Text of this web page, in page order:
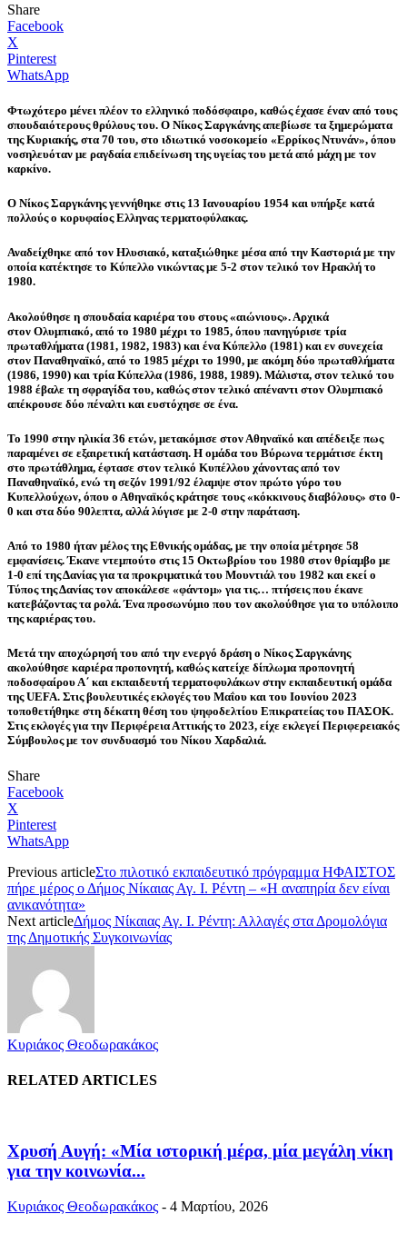
Share
Facebook
X
Pinterest
WhatsApp
Φτωχότερο μένει πλέον το ελληνικό ποδόσφαιρο, καθώς έχασε έναν από τους
σπουδαιότερους θρύλους του. Ο Νίκος Σαργκάνης απεβίωσε τα ξημερώματα
της Κυριακής, στα 70 του, στο ιδιωτικό νοσοκομείο «Ερρίκος Ντυνάν», όπου
νοσηλευόταν με ραγδαία επιδείνωση της υγείας του μετά από μάχη με τον
καρκίνο.
Ο Νίκος Σαργκάνης γεννήθηκε στις 13 Ιανουαρίου 1954 και υπήρξε κατά
πολλούς ο κορυφαίος Eλληνας τερματοφύλακας.
Αναδείχθηκε από τον Ηλυσιακό, καταξιώθηκε μέσα από την Καστοριά με την
οποία κατέκτησε το Κύπελλο νικώντας με 5-2 στον τελικό τον Ηρακλή το
1980.
Ακολούθησε η σπουδαία καριέρα του στους «αιώνιους». Αρχικά
στον Ολυμπιακό, από το 1980 μέχρι το 1985, όπου πανηγύρισε τρία
πρωταθλήματα (1981, 1982, 1983) και ένα Κύπελλο (1981) και εν συνεχεία
στον Παναθηναϊκό, από το 1985 μέχρι το 1990, με ακόμη δύο πρωταθλήματα
(1986, 1990) και τρία Κύπελλα (1986, 1988, 1989). Μάλιστα, στον τελικό του
1988 έβαλε τη σφραγίδα του, καθώς στον τελικό απέναντι στον Ολυμπιακό
απέκρουσε δύο πέναλτι και ευστόχησε σε ένα.
Το 1990 στην ηλικία 36 ετών, μετακόμισε στον Αθηναϊκό και απέδειξε πως
παραμένει σε εξαιρετική κατάσταση. Η ομάδα του Βύρωνα τερμάτισε έκτη
στο πρωτάθλημα, έφτασε στον τελικό Κυπέλλου χάνοντας από τον
Παναθηναϊκό, ενώ τη σεζόν 1991/92 έλαμψε στον πρώτο γύρο του
Κυπελλούχων, όπου ο Αθηναϊκός κράτησε τους «κόκκινους διαβόλους» στο 0-
0 και στα δύο 90λεπτα, αλλά λύγισε με 2-0 στην παράταση.
Από το 1980 ήταν μέλος της Εθνικής ομάδας, με την οποία μέτρησε 58
εμφανίσεις. Έκανε ντεμπούτο στις 15 Οκτωβρίου του 1980 στον θρίαμβο με
1-0 επί της Δανίας για τα προκριματικά του Μουντιάλ του 1982 και εκεί ο
Τύπος της Δανίας τον αποκάλεσε «φάντομ» για τις… πτήσεις που έκανε
κατεβάζοντας τα ρολά. Ένα προσωνύμιο που τον ακολούθησε για το υπόλοιπο
της καριέρας του.
Μετά την αποχώρησή του από την ενεργό δράση ο Νίκος Σαργκάνης
ακολούθησε καριέρα προπονητή, καθώς κατείχε δίπλωμα προπονητή
ποδοσφαίρου Α΄ και εκπαιδευτή τερματοφυλάκων στην εκπαιδευτική ομάδα
της UEFA. Στις βουλευτικές εκλογές του Μαΐου και του Ιουνίου 2023
τοποθετήθηκε στη δέκατη θέση του ψηφοδελτίου Επικρατείας του ΠΑΣΟΚ.
Στις εκλογές για την Περιφέρεια Αττικής το 2023, είχε εκλεγεί Περιφερειακός
Σύμβουλος με τον συνδυασμό του Νίκου Χαρδαλιά.
Share
Facebook
X
Pinterest
WhatsApp
Previous articleΣτο πιλοτικό εκπαιδευτικό πρόγραμμα ΗΦΑΙΣΤΟΣ
πήρε μέρος ο Δήμος Νίκαιας Αγ. Ι. Ρέντη – «Η αναπηρία δεν είναι
ανικανότητα»
Next articleΔήμος Νίκαιας Αγ. Ι. Ρέντη: Αλλαγές στα Δρομολόγια
της Δημοτικής Συγκοινωνίας
Κυριάκος Θεοδωρακάκος
RELATED ARTICLES
Χρυσή Αυγή: «Μία ιστορική μέρα, μία μεγάλη νίκη
για την κοινωνία...
Κυριάκος Θεοδωρακάκος - 4 Μαρτίου, 2026